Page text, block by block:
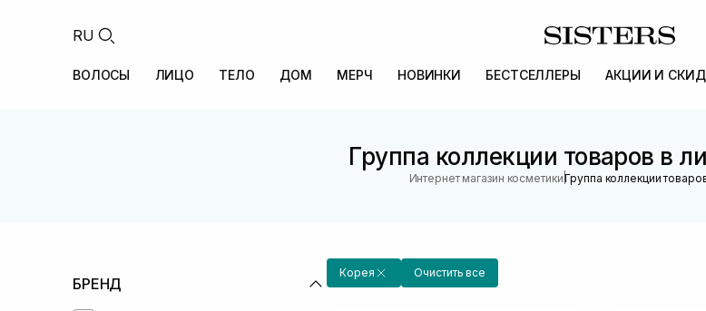
RU
ВОЛОСЫ ЛИЦО ТЕЛО ДОМ МЕРЧ НОВИНКИ БЕСТСЕЛЛЕРЫ АКЦИИ И
Группа коллекции товаров в
Интернет магазин косметики |Группа коллекции
БРЕНД
Корея Очистить все